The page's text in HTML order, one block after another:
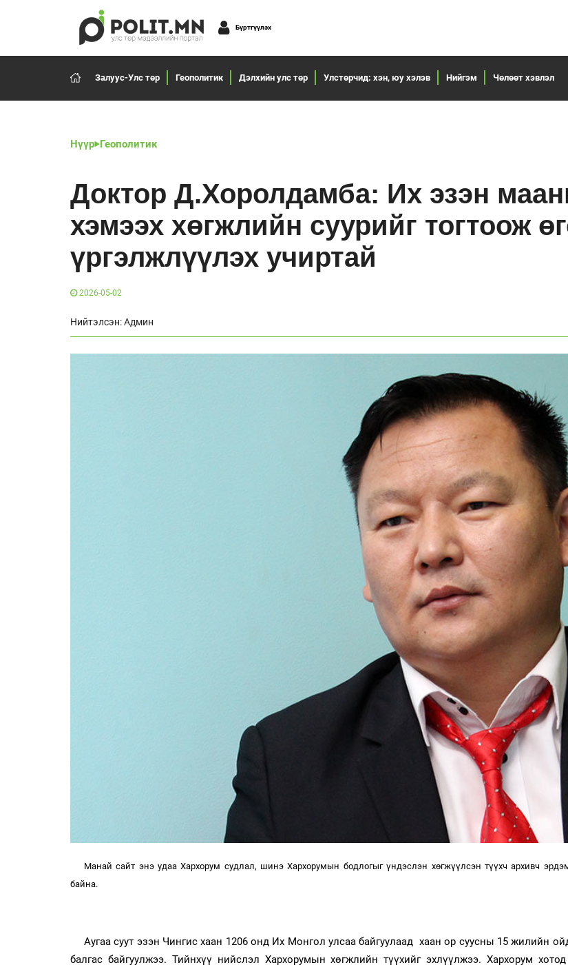
Бүртгүүлэх
Залуус-Улс төр Геополитик Дэлхийн улс төр Улстөрчид: хэн, юу хэлэв Нийгэм Чөлөөт хэвлэл
Нүүр Геополитик
Доктор Д.Хоролдамба: Их эзэн
хэмээх хөгжлийн суурийг тогтоож
үргэлжлүүлэх учиртай
2026-05-02
Нийтэлсэн: Админ
Манай сайт энэ удаа Хархорум судлал, шинэ Хархорумын бодлогыг үндэслэн хөгжүүлсэн түүхч архивч
байна.
Аугаа суут эзэн Чингис хаан 1206 онд Их Монгол улсаа байгуулаад хаан ор суусны 15 жилийн
балгас байгуулжээ. Тийнхүү нийслэл Хархорумын хөгжлийн түүхийг эхлүүлжээ. Хархорум